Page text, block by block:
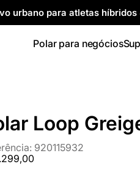
urbano para atletas híbridos
Polar para negócios
Loop
: 920115932
.299,00